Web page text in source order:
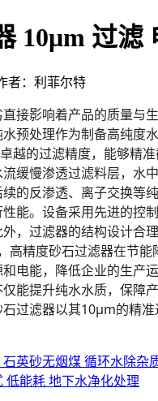
10μm 过滤
者：利菲尔特
接影响着产品的质量与
预处理作为制备高纯度
的过滤精度，能够精准
缓慢渗透过滤料层，水
的反渗透、离子交换
能。设备采用先进的控
，过滤器的结构设计合
精度砂石过滤器在节能
电能，降低企业的生
能提升纯水水质，保障
过滤器以其10μm的精
英砂无烟煤 循环水除杂
低能耗 地下水净化处理